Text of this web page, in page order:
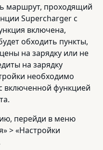
маршрут, проходящий
Supercharger с
включена,
обходить пункты,
на зарядку или не
на зарядку
необходимо
включенной функцией
перейди в меню
> «Настройки